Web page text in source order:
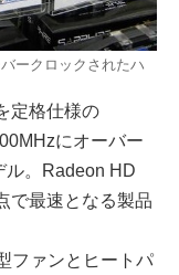
ークロックされたハ
定格仕様の
にオーバー
ル。Radeon HD
で最速となる製品
ファンとヒートパ